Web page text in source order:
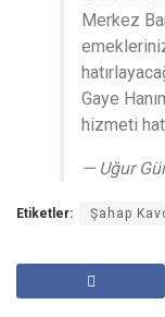
Merkez
Gaye
hizmeti
— Uğur
Etiketler: Şahap